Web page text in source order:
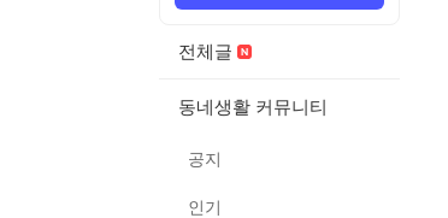
전체글
동네생활 커뮤니티
공지
인기